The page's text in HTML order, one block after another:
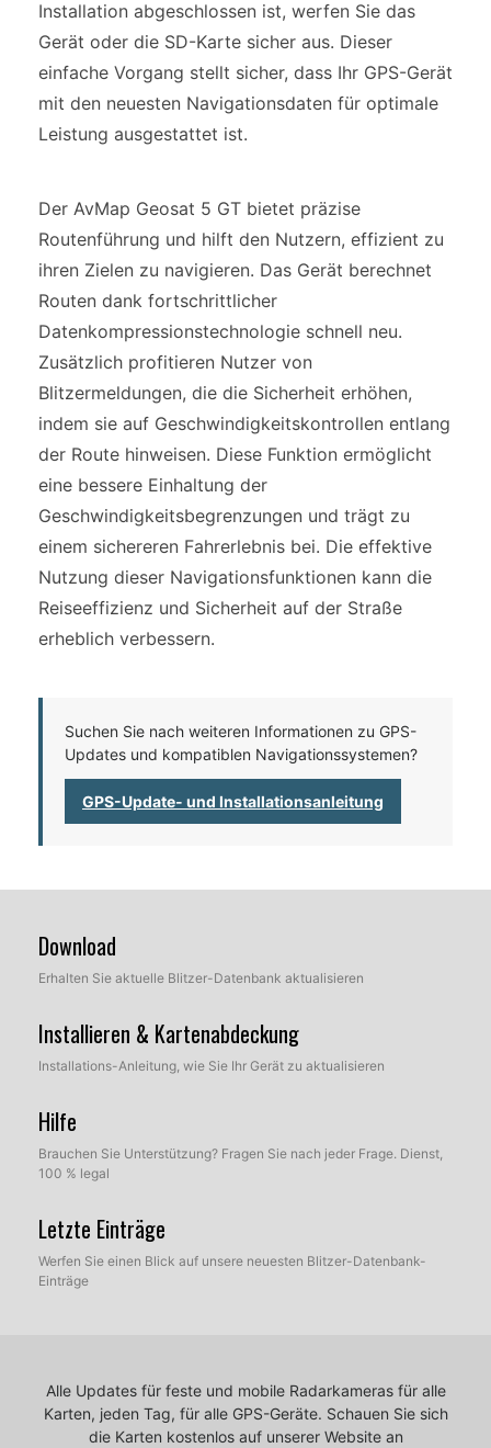
Installation abgeschlossen ist, werfen Sie das
Gerät oder die SD-Karte sicher aus. Dieser
einfache Vorgang stellt sicher, dass Ihr GPS-Gerät
mit den neuesten Navigationsdaten für optimale
Leistung ausgestattet ist.
Der AvMap Geosat 5 GT bietet präzise
Routenführung und hilft den Nutzern, effizient zu
ihren Zielen zu navigieren. Das Gerät berechnet
Routen dank fortschrittlicher
Datenkompressionstechnologie schnell neu.
Zusätzlich profitieren Nutzer von
Blitzermeldungen, die die Sicherheit erhöhen,
indem sie auf Geschwindigkeitskontrollen entlang
der Route hinweisen. Diese Funktion ermöglicht
eine bessere Einhaltung der
Geschwindigkeitsbegrenzungen und trägt zu
einem sichereren Fahrerlebnis bei. Die effektive
Nutzung dieser Navigationsfunktionen kann die
Reiseeffizienz und Sicherheit auf der Straße
erheblich verbessern.
Suchen Sie nach weiteren Informationen zu GPS-
Updates und kompatiblen Navigationssystemen?
GPS-Update- und Installationsanleitung
Download
Erhalten Sie aktuelle Blitzer-Datenbank aktualisieren
Installieren & Kartenabdeckung
Installations-Anleitung, wie Sie Ihr Gerät zu aktualisieren
Hilfe
Brauchen Sie Unterstützung? Fragen Sie nach jeder Frage. Dienst,
100 % legal
Letzte Einträge
Werfen Sie einen Blick auf unsere neuesten Blitzer-Datenbank-
Einträge
Alle Updates für feste und mobile Radarkameras für alle
Karten, jeden Tag, für alle GPS-Geräte. Schauen Sie sich
die Karten kostenlos auf unserer Website an